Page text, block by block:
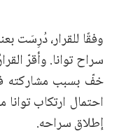
وفقًا للقرار، دُرِسَت
سراح توانا. وأقرّ
خفّ بسبب مشاركته
احتمال ارتكاب
إطلاق سراحه.